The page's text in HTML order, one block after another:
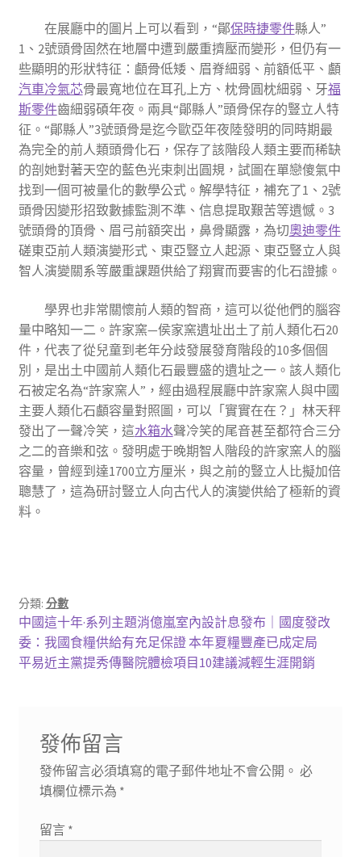
在展廳中的圖片上可以看到，“鄖保時捷零件縣人”
1、2號頭骨固然在地層中遭到嚴重擠壓而變形，但仍有一
些顯明的形狀特征：顱骨低矮、眉脊細弱、前額低平、顱
汽車冷氣芯骨最寬地位在耳孔上方、枕骨圓枕細弱、牙福
斯零件齒細弱碩年夜。兩具“鄖縣人”頭骨保存的豎立人特
征。“鄖縣人”3號頭骨是迄今歐亞年夜陸發明的同時期最
為完全的前人類頭骨化石，保存了該階段人類主要而稀缺
的剖她對著天空的藍色光束刺出圓規，試圖在單戀傻氣中
找到一個可被量化的數學公式。解學特征，補充了1、2號
頭骨因變形招致數據監測不準、信息提取艱苦等遺憾。3
號頭骨的頂骨、眉弓前額突出，鼻骨顯露，為切奧迪零件
磋東亞前人類演變形式、東亞豎立人起源、東亞豎立人與
智人演變關系等嚴重課題供給了翔實而要害的化石證據。
學界也非常關懷前人類的智商，這可以從他們的腦容
量中略知一二。許家窯—侯家窯遺址出土了前人類化石20
件，代表了從兒童到老年分歧發展發育階段的10多個個
別，是出土中國前人類化石最豐盛的遺址之一。該人類化
石被定名為“許家窯人”，經由過程展廳中許家窯人與中國
主要人類化石顱容量對照圖，可以「實實在在？」林天秤
發出了一聲冷笑，這水箱水聲冷笑的尾音甚至都符合三分
之二的音樂和弦。發明處于晚期智人階段的許家窯人的腦
容量，曾經到達1700立方厘米，與之前的豎立人比擬加倍
聰慧了，這為研討豎立人向古代人的演變供給了極新的資
料。
分類: 分數
文
章
上
一
篇
中國這十年·系列主題消億嵐室內設計息發布｜國度發改
委：我國食糧供給有充足保證 本年夏糧豐產已成定局
下
平易近主黨提秀傳醫院體檢項目10建議減輕生涯開銷
發佈留言
發佈留言必須填寫的電子郵件地址不會公開。 必
填欄位標示為 *
留言 *